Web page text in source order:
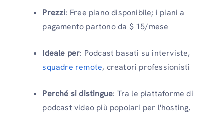
Prezzi: Free piano disponibile; i piani a
pagamento partono da $ 15/mese
Ideale per: Podcast basati su interviste,
squadre remote, creatori professionisti
Perché si distingue: Tra le piattaforme di
podcast video più popolari per l'hosting,